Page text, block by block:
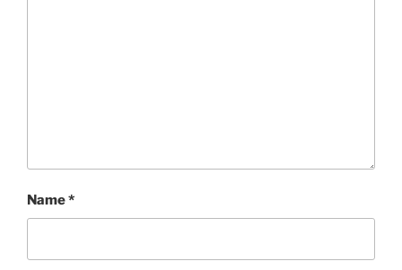
Name*